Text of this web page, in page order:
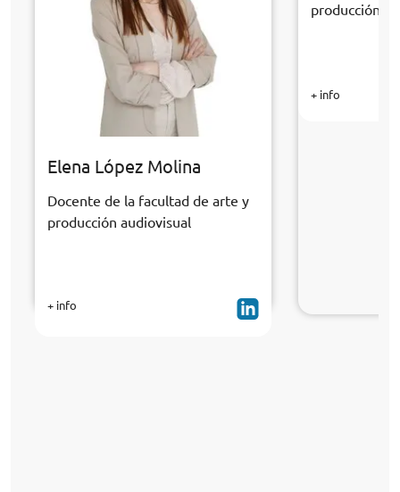
Elena López Molina
Docente de la facultad de arte y
producción audiovisual
+ info
producción
+ info